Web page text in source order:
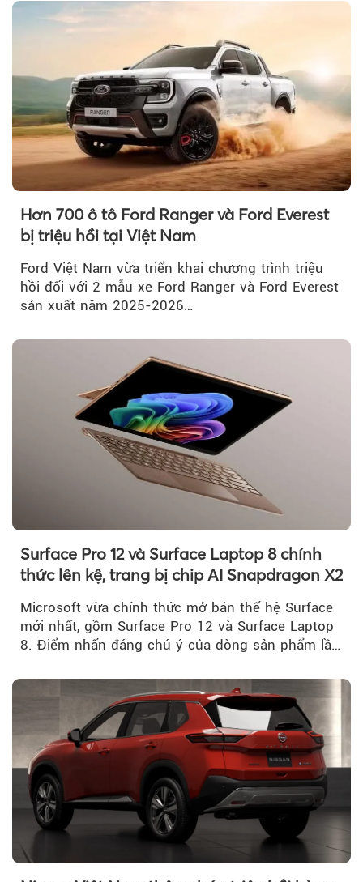
Hơn 700 ô tô Ford Ranger và Ford Everest
bị triệu hồi tại Việt Nam
Ford Việt Nam vừa triển khai chương trình triệu
hồi đối với 2 mẫu xe Ford Ranger và Ford Everest
sản xuất năm 2025-2026…
Surface Pro 12 và Surface Laptop 8 chính
thức lên kệ, trang bị chip AI Snapdragon X2
Microsoft vừa chính thức mở bán thế hệ Surface
mới nhất, gồm Surface Pro 12 và Surface Laptop
8. Điểm nhấn đáng chú ý của dòng sản phẩm lần